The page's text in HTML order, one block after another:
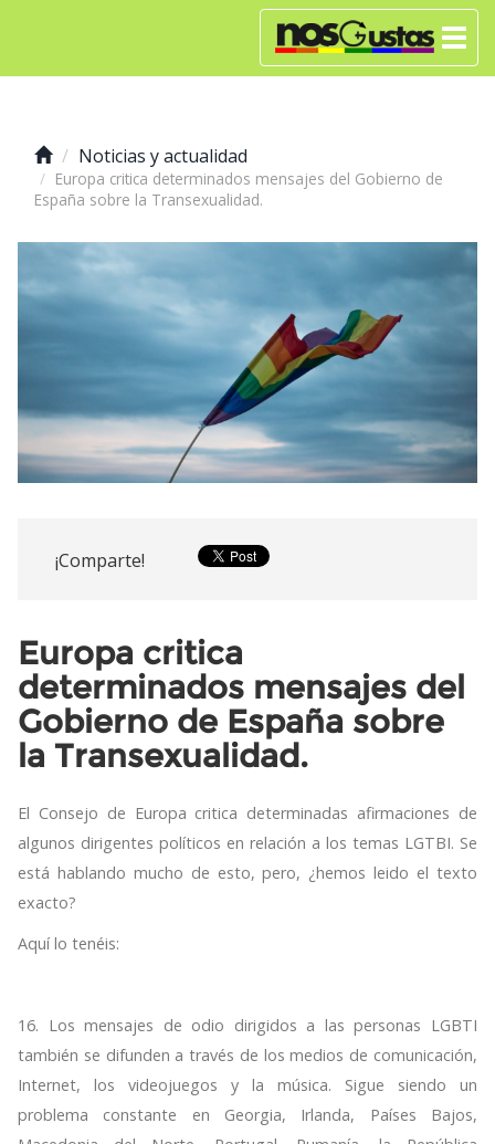
Noticias y actualidad
Europa critica determinados mensajes del Gobierno de
España sobre la Transexualidad.
¡Comparte!
Europa critica
determinados mensajes del
Gobierno de España sobre
la Transexualidad.
El Consejo de Europa critica determinadas afirmaciones de
algunos dirigentes políticos en relación a los temas LGTBI. Se
está hablando mucho de esto, pero, ¿hemos leido el texto
exacto?
Aquí lo tenéis:
16. Los mensajes de odio dirigidos a las personas LGBTI
también se difunden a través de los medios de comunicación,
Internet, los videojuegos y la música. Sigue siendo un
problema constante en Georgia, Irlanda, Países Bajos,